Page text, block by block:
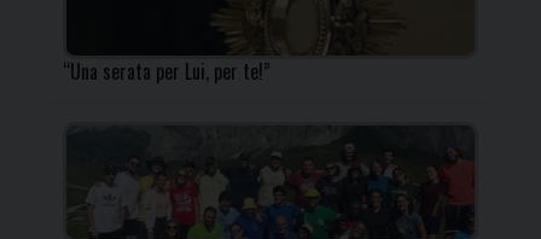
“Una serata per Lui, per te!”